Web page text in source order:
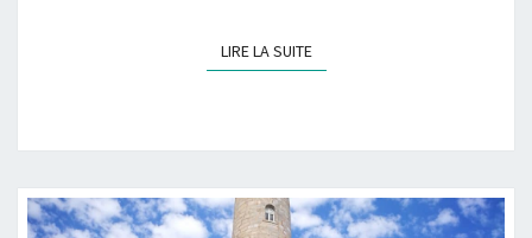
LIRE LA SUITELIRE LA SUITE